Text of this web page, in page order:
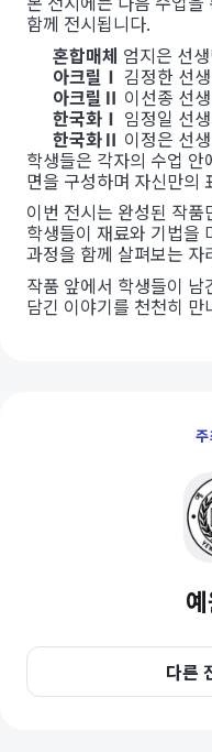
함께 전시됩니다.
혼합매체 엄지은 선
아크릴Ⅰ 김정한 선
아크릴Ⅱ 이선종 선
한국화Ⅰ 임정일 선
한국화Ⅱ 이정은 선
학생들은 각자의 수업
면을 구성하며 자신만의
이번 전시는 완성된 작
학생들이 재료와 기법을
과정을 함께 살펴보는 자
작품 앞에서 학생들이
담긴 이야기를 천천히 만
다른